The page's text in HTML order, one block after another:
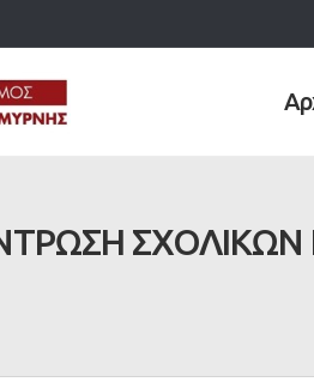
ΣΧΟΛΙΚΩΝ